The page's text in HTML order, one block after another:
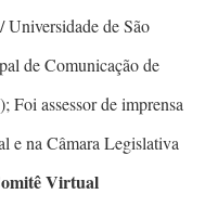
Universidade de São
de Comunicação de
assessor de imprensa
e na Câmara Legislativa
Virtual